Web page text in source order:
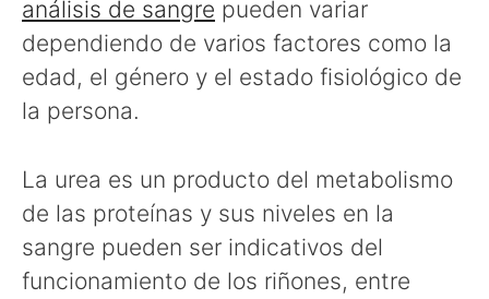
análisis de sangre pueden variar
dependiendo de varios factores como la
edad, el género y el estado fisiológico de
la persona.
La urea es un producto del metabolismo
de las proteínas y sus niveles en la
sangre pueden ser indicativos del
funcionamiento de los riñones, entre